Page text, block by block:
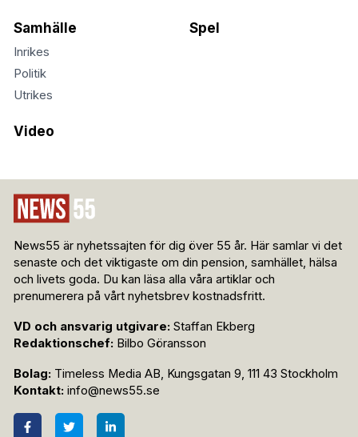
Samhälle
Inrikes
Politik
Utrikes
Spel
Video
News55 är nyhetssajten för dig över 55 år. Här samlar vi det
senaste och det viktigaste om din pension, samhället, hälsa
och livets goda. Du kan läsa alla våra artiklar och
prenumerera på vårt nyhetsbrev kostnadsfritt.
VD och ansvarig utgivare: Staffan Ekberg
Redaktionschef: Bilbo Göransson
Bolag: Timeless Media AB, Kungsgatan 9, 111 43 Stockholm
Kontakt: info@news55.se